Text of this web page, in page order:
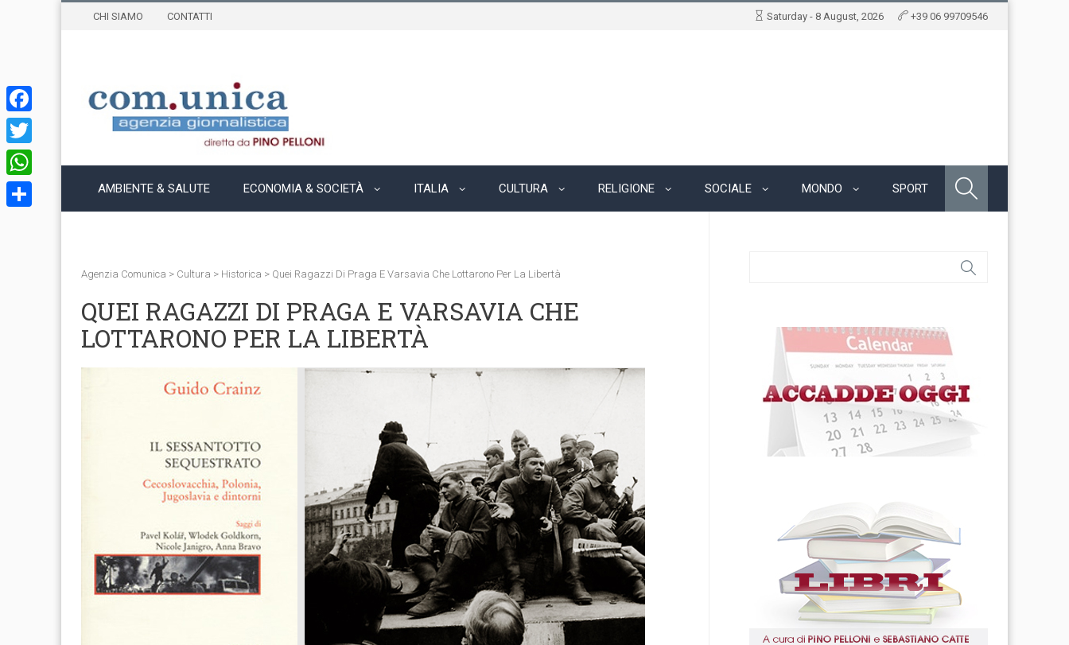
CHI SIAMO CONTATTI Saturday - 8 August, 2026 +39 06 99709546
AMBIENTE & SALUTE ECONOMIA & SOCIETÀ ITALIA CULTURA RELIGIONE SOCIALE MONDO SPORT
Agenzia Comunica > Cultura > Historica > Quei Ragazzi Di Praga E Varsavia Che Lottarono Per La Libertà
QUEI RAGAZZI DI PRAGA E VARSAVIA CHE
LOTTARONO PER LA LIBERTÀ
Facebook
Twitter
WhatsApp